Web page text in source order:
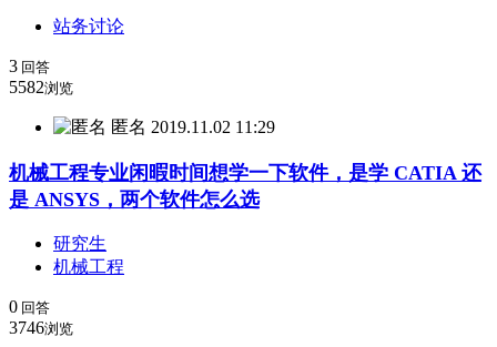
站务讨论
3 回答
5582浏览
匿名 2019.11.02 11:29
机械工程专业闲暇时间想学一下软件，是学 CATIA 还
是 ANSYS，两个软件怎么选
研究生
机械工程
0 回答
3746浏览